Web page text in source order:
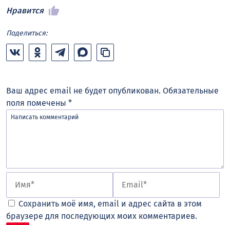
Нравится
Поделиться:
Ваш адрес email не будет опубликован. Обязательные
поля помечены *
Сохранить моё имя, email и адрес сайта в этом
браузере для последующих моих комментариев.